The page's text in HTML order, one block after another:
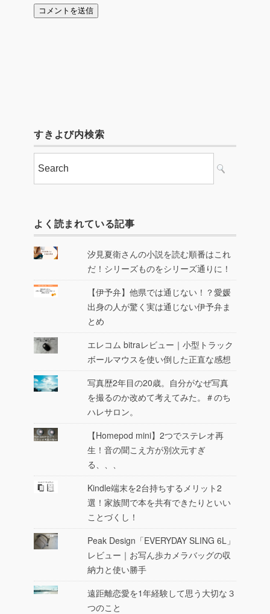
すきよび内検索
よく読まれている記事
汐見夏衛さんの小説を読む順番はこれ
だ！シリーズものをシリーズ通りに！
【伊予弁】他県では通じない！？愛媛
出身の人が驚く実は通じない伊予弁ま
とめ
エレコム bitraレビュー｜小型トラック
ボールマウスを使い倒した正直な感想
写真歴2年目の20歳。自分がなぜ写真
を撮るのか改めて考えてみた。＃のち
ハレサロン。
【Homepod mini】2つでステレオ再
生！音の聞こえ方が別次元すぎ
る、、、
Kindle端末を2台持ちするメリット2
選！家族間で本を共有できたりといい
ことづくし！
Peak Design「EVERYDAY SLING 6L」
レビュー｜お写ん歩カメラバッグの収
納力と使い勝手
遠距離恋愛を1年経験して思う大切な３
つのこと